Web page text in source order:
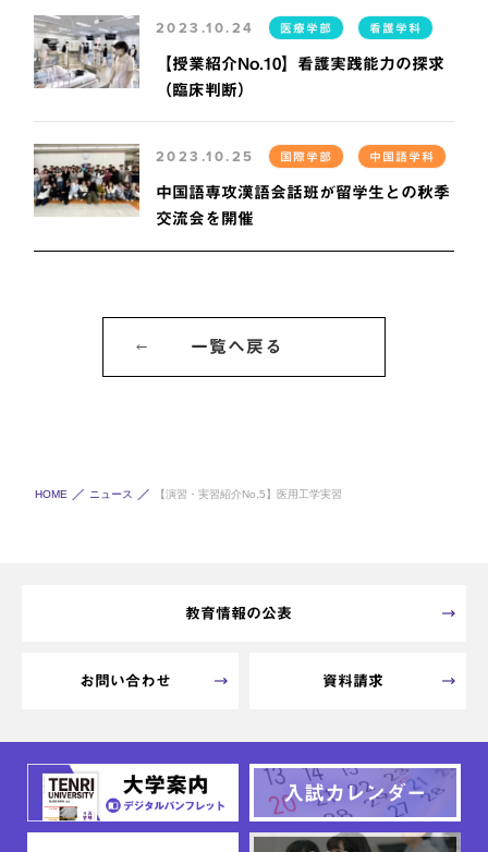
2023.10.24 医療学部 看護学科
【授業紹介No.10】看護実践能力の探求
（臨床判断）
2023.10.25 国際学部 中国語学科
中国語専攻漢語会話班が留学生との秋季
交流会を開催
一覧へ戻る
HOME ニュース 【演習・実習紹介No,5】医用工学実習
教育情報の公表
お問い合わせ 資料請求